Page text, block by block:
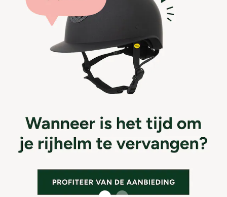
De beste
vliegenbescherming voor de
zomer
SHOP HIER